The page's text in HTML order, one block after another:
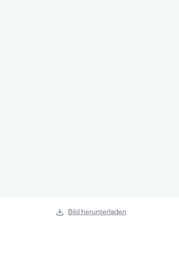
Bild herunterladen